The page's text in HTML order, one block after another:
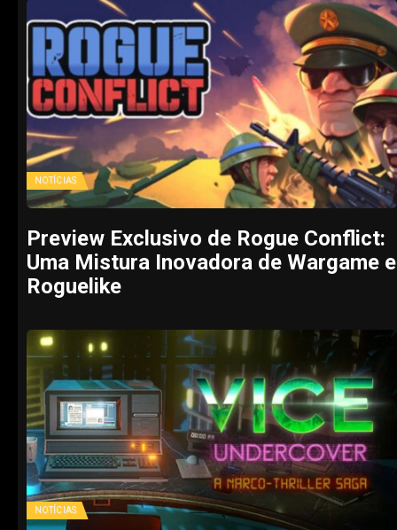
NOTÍCIAS
Preview Exclusivo de Rogue Conflict:
Uma Mistura Inovadora de Wargame e
Roguelike
NOTÍCIAS